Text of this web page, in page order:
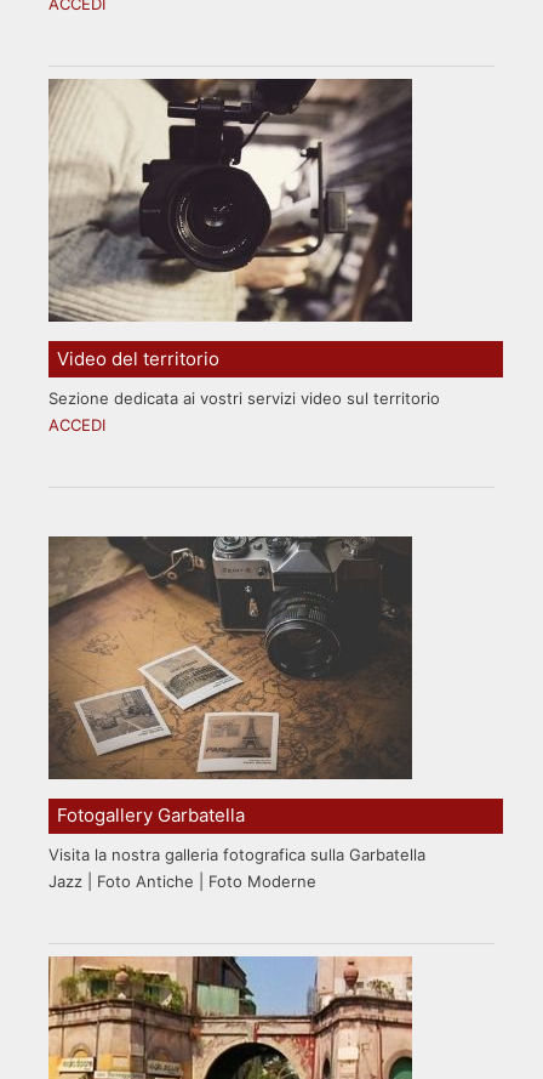
ACCEDI
Video del territorio
Sezione dedicata ai vostri servizi video sul territorio
ACCEDI
Fotogallery Garbatella
Visita la nostra galleria fotografica sulla Garbatella
Jazz | Foto Antiche | Foto Moderne